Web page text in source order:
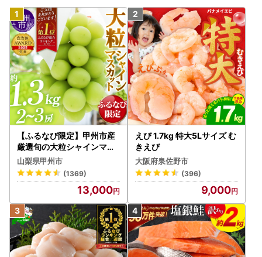
【ふるなび限定】甲州市産
厳選旬の大粒シャインマス
カット 約1.3kg 2～3房【2
026年発送】（MG）B12-
472 FN-Limited-VO シャ
インマスカット フルーツ
山梨県甲州市
(1369)
13,000
えび 1.7kg 特大5Lサイズ む
きえび
大阪府泉佐野市
(396)
9,000